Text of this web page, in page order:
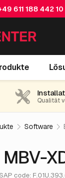
611 188 442 10
Qualität
Software
code: